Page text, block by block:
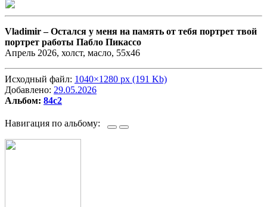
Vladimir –Остался у меня на память от тебя портрет твой
портрет работы Пабло Пикассо
Апрель 2026, холст, масло, 55х46
Исходный файл: 1040×1280 px (191 Kb)
Добавлено: 29.05.2026
Альбом: 84c2
Навигация по альбому: